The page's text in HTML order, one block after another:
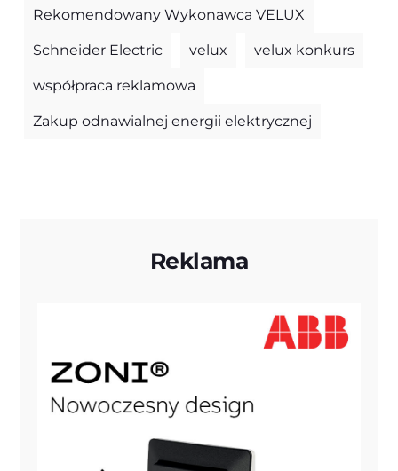
Rekomendowany Wykonawca VELUX
Schneider Electric velux velux konkurs
współpraca reklamowa
Zakup odnawialnej energii elektrycznej
Reklama